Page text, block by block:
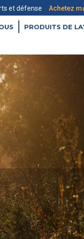
et défense Achetez
PRODUITS DE